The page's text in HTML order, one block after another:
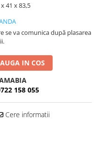
41 x 83,5
se va comunica după plasarea
IN COS
158 055
Cere informatii